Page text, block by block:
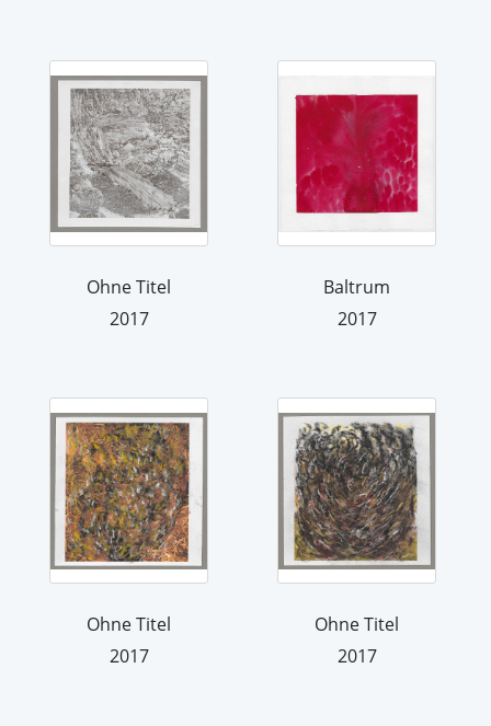
Ohne Titel
2017
Baltrum
2017
Ohne Titel
2017
Ohne Titel
2017